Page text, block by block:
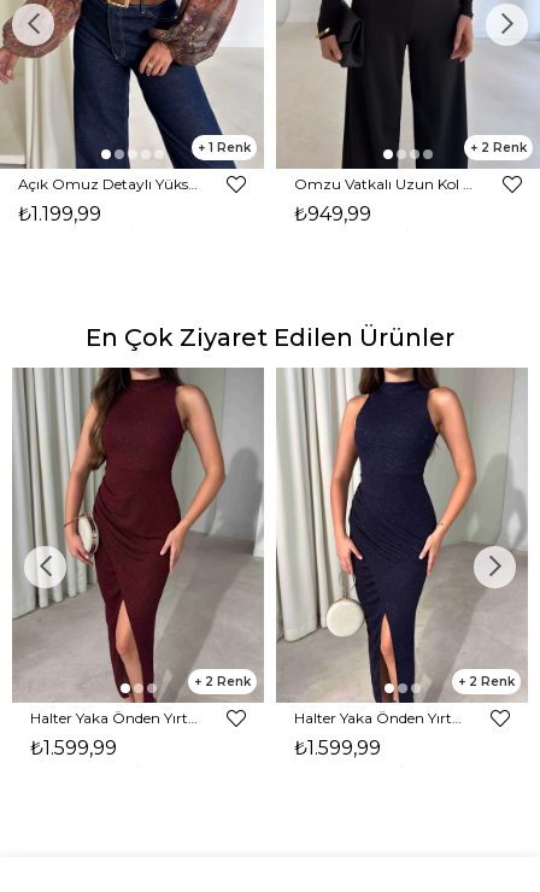
1
₺1.199,99
2
₺949,99
En Çok Ziyaret Edilen Ürünler
2
₺1.599,99
2
₺1.599,99